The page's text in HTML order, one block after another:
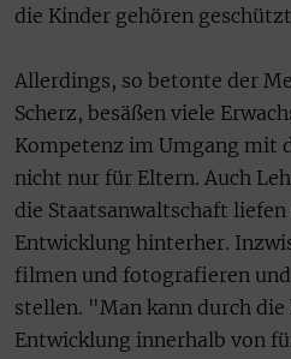
die Kinder gehören
Allerdings, so betonte der
Scherz, besäßen viele
Kompetenz im Umgang mit
nicht nur für Eltern. Auch
die Staatsanwaltschaft
Entwicklung hinterher.
filmen und fotografieren
stellen. "Man kann durch
Entwicklung innerhalb von